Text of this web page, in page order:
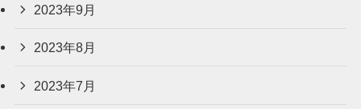
2023年9月
2023年8月
2023年7月